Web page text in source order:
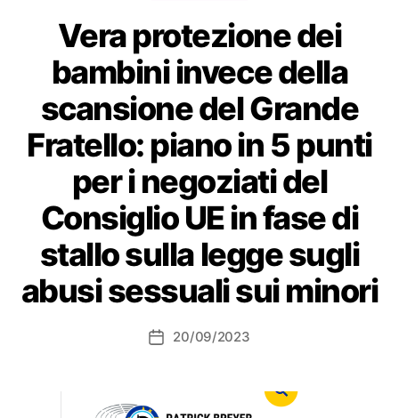
Vera protezione dei
bambini invece della
scansione del Grande
Fratello: piano in 5 punti
per i negoziati del
Consiglio UE in fase di
stallo sulla legge sugli
abusi sessuali sui minori
Data20/09/2023